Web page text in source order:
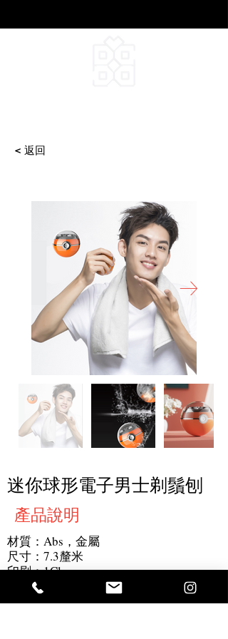
< 返回
迷你球形電子男士剃鬚刨
產品說明
材質：Abs，金屬
尺寸：7.3釐米
印刷：1Clogo
最小起訂量：500件
其他：USB充電